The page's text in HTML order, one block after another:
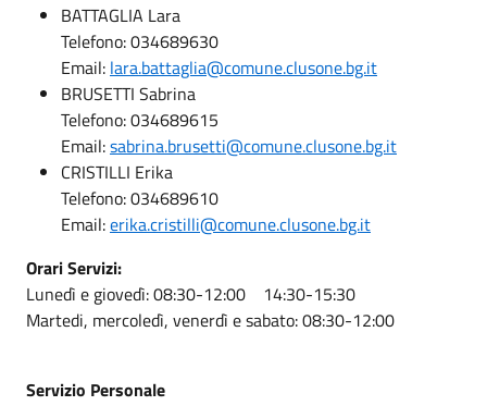
BATTAGLIA Lara
Telefono: 034689630
Email: lara.battaglia@comune.clusone.bg.it
BRUSETTI Sabrina
Telefono: 034689615
Email:sabrina.brusetti@comune.clusone.bg.it
CRISTILLI Erika
Telefono: 034689610
Email:erika.cristilli@comune.clusone.bg.it
Orari Servizi:
Lunedì e giovedì: 08:30-12:00 14:30-15:30
Martedi, mercoledì, venerdì e sabato: 08:30-12:00
Servizio Personale